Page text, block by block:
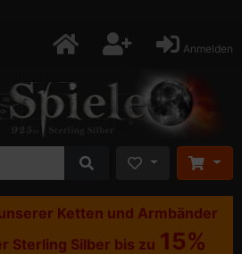
Anmelden
Ketten und Armbänder
Sterling Silber bis zu 15%